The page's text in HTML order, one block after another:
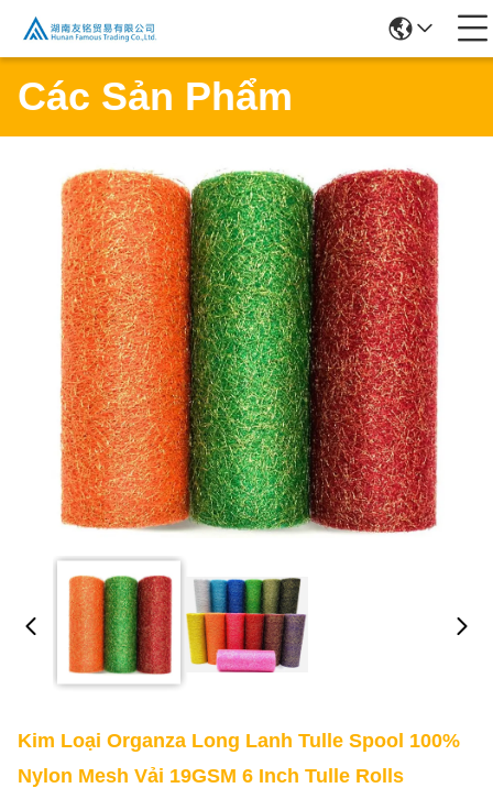
Các Sản Phẩm
Kim Loại Organza Long Lanh Tulle Spool 100%
Nylon Mesh Vải 19GSM 6 Inch Tulle Rolls